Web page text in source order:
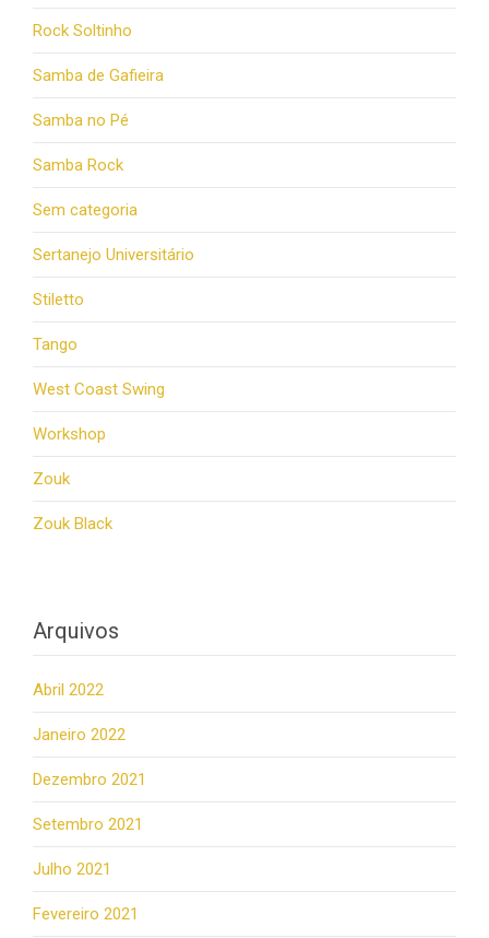
Rock Soltinho
Samba de Gafieira
Samba no Pé
Samba Rock
Sem categoria
Sertanejo Universitário
Stiletto
Tango
West Coast Swing
Workshop
Zouk
Zouk Black
Arquivos
Abril 2022
Janeiro 2022
Dezembro 2021
Setembro 2021
Julho 2021
Fevereiro 2021